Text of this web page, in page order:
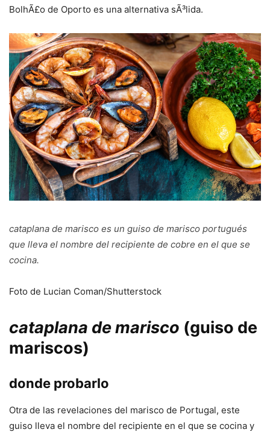
BolhÃ£o de Oporto es una alternativa sÃ³lida.
cataplana de marisco es un guiso de marisco portugués
que lleva el nombre del recipiente de cobre en el que se
cocina.
Foto de Lucian Coman/Shutterstock
cataplana de marisco (guiso de
mariscos)
donde probarlo
Otra de las revelaciones del marisco de Portugal, este
guiso lleva el nombre del recipiente en el que se cocina y